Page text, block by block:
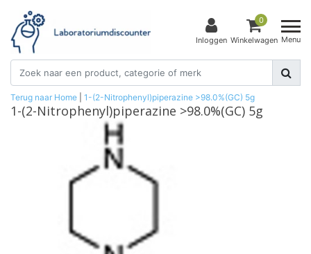
Inloggen
0
Winkelwagen Menu
Terug naar Home 1-(2-Nitrophenyl)piperazine >98.0%(GC) 5g
1-(2-Nitrophenyl)piperazine >98.0%(GC) 5g